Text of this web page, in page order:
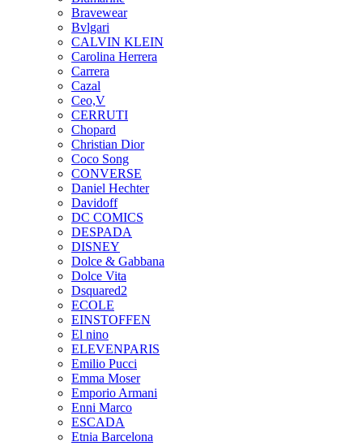
Bravewear
Bvlgari
CALVIN KLEIN
Carolina Herrera
Carrera
Cazal
Ceo,V
CERRUTI
Chopard
Christian Dior
Coco Song
CONVERSE
Daniel Hechter
Davidoff
DC COMICS
DESPADA
DISNEY
Dolce & Gabbana
Dolce Vita
Dsquared2
ECOLE
EINSTOFFEN
El nino
ELEVENPARIS
Emilio Pucci
Emma Moser
Emporio Armani
Enni Marco
ESCADA
Etnia Barcelona